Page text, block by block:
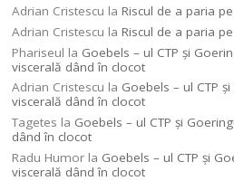
Adrian Cristescu laRiscul de a paria
Adrian Cristescu laRiscul de a paria
Phariseul la Goebels – ul CTP şi
viscerală dând în clocot
Adrian Cristescu la Goebels – ul CTP
viscerală dând în clocot
Tagetes la Goebels – ul CTP şi
dând în clocot
Radu Humor la Goebels – ul CTP şi
viscerală dând în clocot